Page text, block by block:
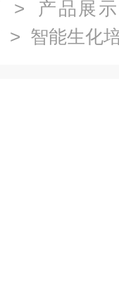
> 产品展示
> 智能生化